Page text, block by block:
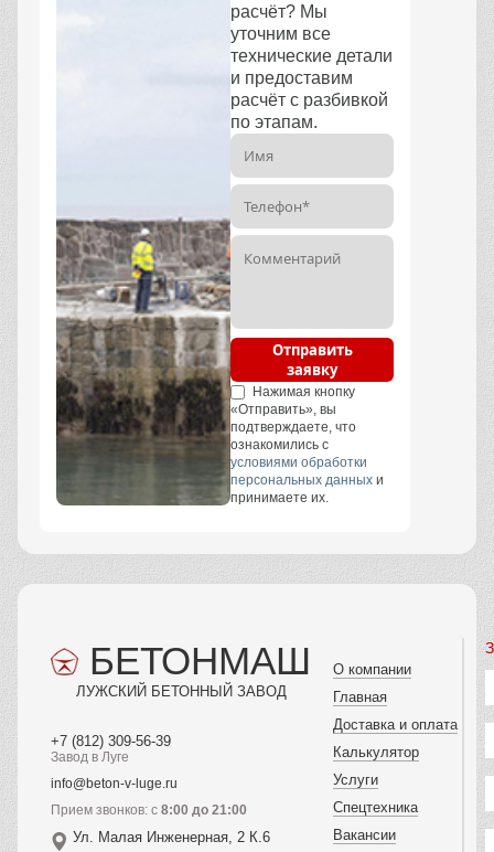
расчёт? Мы
уточним все
технические детали
и предоставим
расчёт с разбивкой
по этапам.
Отправить
заявку
Нажимая кнопку
«Отправить», вы
подтверждаете, что
ознакомились с
условиями обработки
персональных данных и
принимаете их.
БЕТОНМАШ
ЛУЖСКИЙ БЕТОННЫЙ ЗАВОД
+7 (812) 309-56-39
Завод в Луге
info@beton-v-luge.ru
Прием звонков: с 8:00 до 21:00
Ул. Малая Инженерная, 2 К.6
О компании
Главная
Доставка и оплата
Калькулятор
Услуги
Спецтехника
Вакансии